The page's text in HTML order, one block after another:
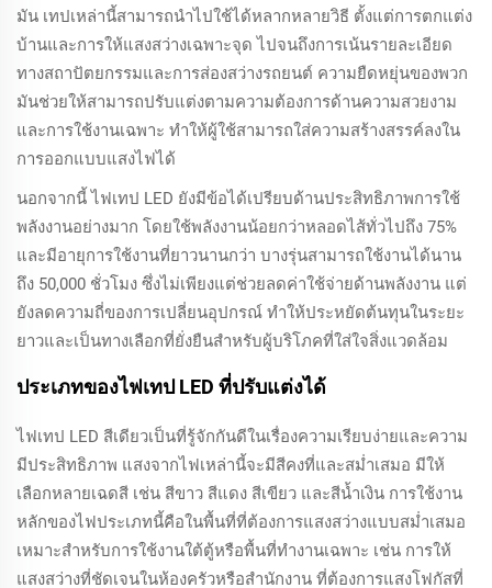
มัน เทปเหล่านี้สามารถนำไปใช้ได้หลากหลายวิธี ตั้งแต่การตกแต่ง
บ้านและการให้แสงสว่างเฉพาะจุด ไปจนถึงการเน้นรายละเอียด
ทางสถาปัตยกรรมและการส่องสว่างรถยนต์ ความยืดหยุ่นของพวก
มันช่วยให้สามารถปรับแต่งตามความต้องการด้านความสวยงาม
และการใช้งานเฉพาะ ทำให้ผู้ใช้สามารถใส่ความสร้างสรรค์ลงใน
การออกแบบแสงไฟได้
นอกจากนี้ ไฟเทป LED ยังมีข้อได้เปรียบด้านประสิทธิภาพการใช้
พลังงานอย่างมาก โดยใช้พลังงานน้อยกว่าหลอดไส้ทั่วไปถึง 75%
และมีอายุการใช้งานที่ยาวนานกว่า บางรุ่นสามารถใช้งานได้นาน
ถึง 50,000 ชั่วโมง ซึ่งไม่เพียงแต่ช่วยลดค่าใช้จ่ายด้านพลังงาน แต่
ยังลดความถี่ของการเปลี่ยนอุปกรณ์ ทำให้ประหยัดต้นทุนในระยะ
ยาวและเป็นทางเลือกที่ยั่งยืนสำหรับผู้บริโภคที่ใส่ใจสิ่งแวดล้อม
ประเภทของไฟเทป LED ที่ปรับแต่งได้
ไฟเทป LED สีเดียวเป็นที่รู้จักกันดีในเรื่องความเรียบง่ายและความ
มีประสิทธิภาพ แสงจากไฟเหล่านี้จะมีสีคงที่และสม่ำเสมอ มีให้
เลือกหลายเฉดสี เช่น สีขาว สีแดง สีเขียว และสีน้ำเงิน การใช้งาน
หลักของไฟประเภทนี้คือในพื้นที่ที่ต้องการแสงสว่างแบบสม่ำเสมอ
เหมาะสำหรับการใช้งานใต้ตู้หรือพื้นที่ทำงานเฉพาะ เช่น การให้
แสงสว่างที่ชัดเจนในห้องครัวหรือสำนักงาน ที่ต้องการแสงโฟกัสที่